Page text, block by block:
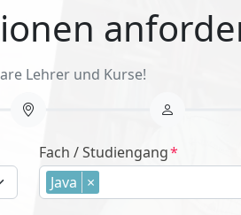
Lehrer und Kurse!
Fach / Studiengang
Java ×